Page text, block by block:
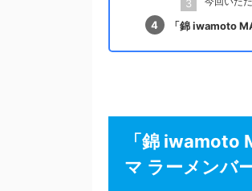
「錦 iwamoto
「錦 iwamoto
マ ラーメンバ